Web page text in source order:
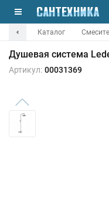
Каталог
Душевая система
Артикул: 00031369